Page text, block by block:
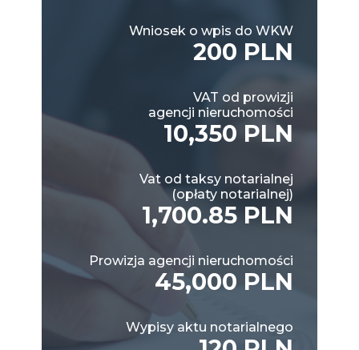
Wniosek o wpis do WKW
200 PLN
VAT od prowizji
agencji nieruchomości
10,350 PLN
Vat od taksy notarialnej
(opłaty notarialnej)
1,700.85 PLN
Prowizja agencji nieruchomości
45,000 PLN
Wypisy aktu notarialnego